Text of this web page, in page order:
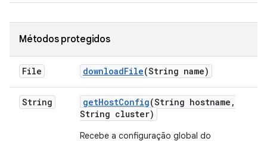
Métodos protegidos
File downloadFile(String name)
String getHostConfig(String hostname ,
String cluster)
Recebe a configuração global do